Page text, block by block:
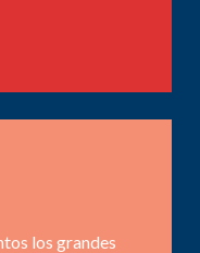
los grandes